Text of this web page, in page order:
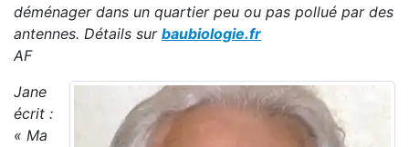
déménager dans un quartier peu ou pas pollué par des
antennes. Détails sur baubiologie.fr
AF
Jane
écrit :
« Ma